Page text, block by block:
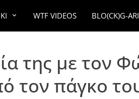
WTF VIDEOS BLO(CK)G-
της με τον
τον πάγκο